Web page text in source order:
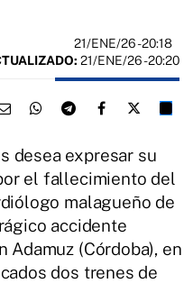
21/ENE/26- 20:18
21/ENE/26 - 20:20
desea expresar su
el fallecimiento del
malagueño de
accidente
(Córdoba), en
dos trenes de